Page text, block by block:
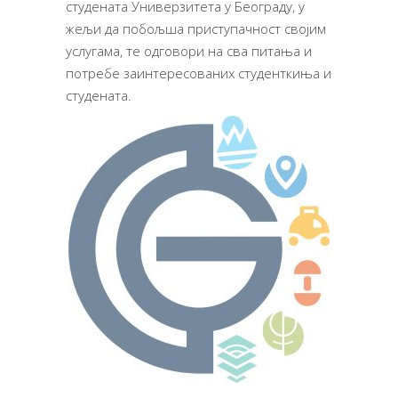
студената Универзитета у Београду, у
жељи да побољша приступачност својим
услугама, те одговори на сва питања и
потребе заинтересованих студенткиња и
студената.